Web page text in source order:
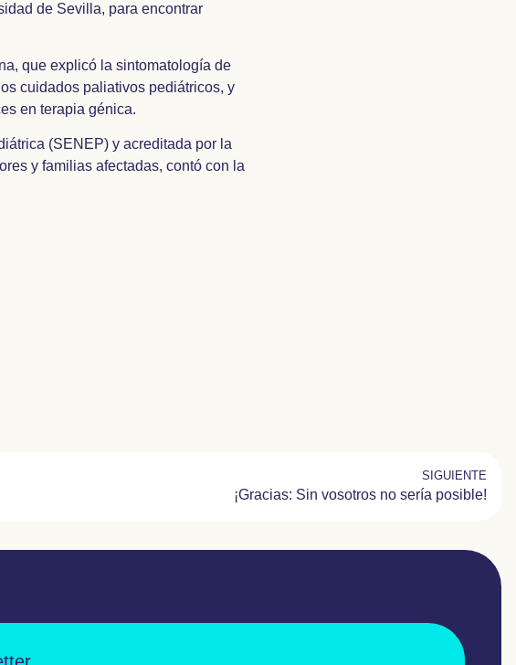
de Sevilla, para encontrar
que explicó la sintomatología de
cuidados paliativos pediátricos, y
en terapia génica.
(SENEP) y acreditada por la
y familias afectadas, contó con la
SIGUIENTE
¡Gracias: Sin vosotros no sería posible!